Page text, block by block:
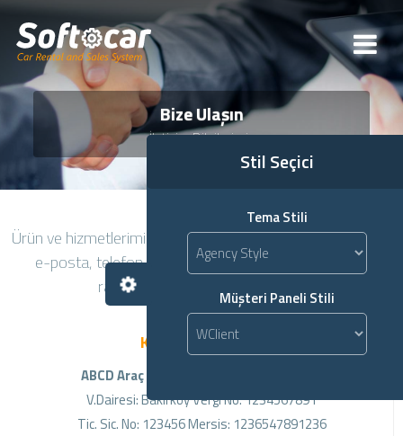
Stil Seçici
Tema Stili
Müşteri Paneli Stili
Bize Ulaşın
İletişim Bilgilerimiz
Ürün ve hizmetlerimiz hakkında daha detaylı bilgi almak için
e-posta, telefon veya iletişim formumuz aracılığı ile
rahatlıkla irtibat sağlayabilirsiniz.
Kurumsal Bilgiler
ABCD Araç Kiralama San. ve Tic. Ltd. Şti.
V.Dairesi: Bakırköy Vergi No: 1234567891
Tic. Sic. No: 123456 Mersis: 1236547891236